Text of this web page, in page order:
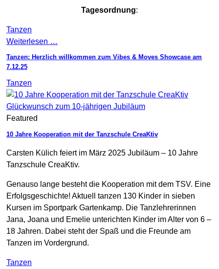
Tagesordnung:
Tanzen
Weiterlesen …
Tanzen: Herzlich willkommen zum Vibes & Moves Showcase am
7.12.25
Tanzen
Glückwunsch zum 10-jährigen Jubiläum
Featured
10 Jahre Kooperation mit der Tanzschule CreaKtiv
Carsten Külich feiert im März 2025 Jubiläum – 10 Jahre
Tanzschule CreaKtiv.
Genauso lange besteht die Kooperation mit dem TSV. Eine
Erfolgsgeschichte! Aktuell tanzen 130 Kinder in sieben
Kursen im Sportpark Gartenkamp. Die Tanzlehrerinnen
Jana, Joana und Emelie unterichten Kinder im Alter von 6 –
18 Jahren. Dabei steht der Spaß und die Freunde am
Tanzen im Vordergrund.
Tanzen